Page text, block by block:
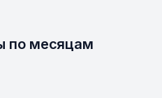
по месяцам